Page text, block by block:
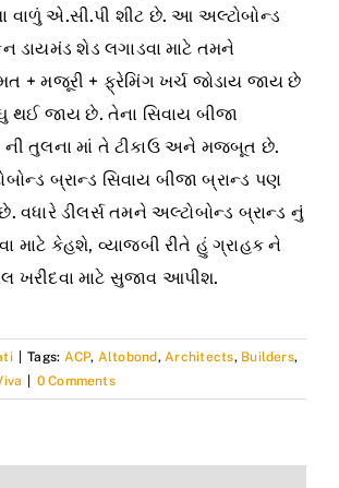
વાળું એ.સી.પી શીટ છે. આ અલ્ટોબોન્ડ
ડાયમંડ શેડ લગાડવા માટે તમને
+ મજૂરી + ફ્રેમિંગ ખર્ચ જોડાય જાય છે
થઈ જાય છે. તેના સિવાય બીજા
ની તુલના માં તે ટીકાઉ અને મજબૂત છે.
બ્રાન્ડ સિવાય બીજા બ્રાન્ડ પણ
વધારે ડીલર્સ તમને અલ્ટોબોન્ડ બ્રાન્ડ નું
માટે કેહશે, વ્યાજબી રીતે હું ગ્રાહક ને
ખરીદવા માટે સુજાવ આપીશ.
Tags: ACP, Altobond, Architects, Builders,
0 Comments